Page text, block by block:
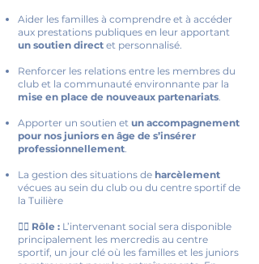
Aider les familles à comprendre et à accéder
aux prestations publiques en leur apportant
un soutien direct et personnalisé.
Renforcer les relations entre les membres du
club et la communauté environnante par la
mise en place de nouveaux partenariats.
Apporter un soutien et un accompagnement
pour nos juniors en âge de s’insérer
professionnellement.
La gestion des situations de harcèlement
vécues au sein du club ou du centre sportif de
la Tuilière
👨‍⚖️ Rôle : L’intervenant social sera disponible
principalement les mercredis au centre
sportif, un jour clé où les familles et les juniors